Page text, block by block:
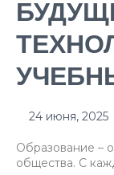
24 июня, 2025
Образование –
общества. С